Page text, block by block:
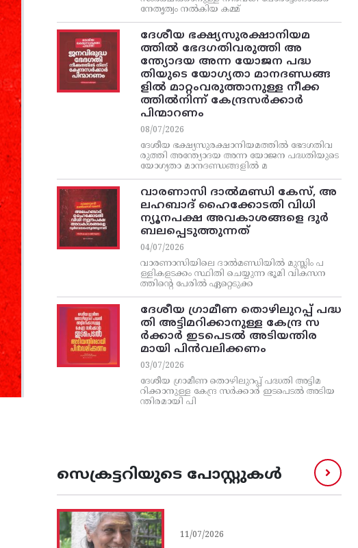
നേതൃത്വം നല്‍കിയ കമ്മ്
ദേശീയ ഭക്ഷ്യസുരക്ഷാനിയമ
ത്തിൽ ഭേദഗതിവരുത്തി അ
ന്ത്യോദയ അന്ന യോജന പദ്ധ
തിയുടെ യോഗ്യതാ മാനദണ്ഡങ്ങ
ളിൽ മാറ്റംവരുത്താനുള്ള നീക്ക
ത്തിൽനിന്ന്‌ കേന്ദ്രസർക്കാർ
പിന്മാറണം
08/07/2026
ദേശീയ ഭക്ഷ്യസുരക്ഷാനിയമത്തിൽ ഭേദഗതിവ
രുത്തി അന്ത്യോദയ അന്ന യോജന പദ്ധതിയുടെ
യോഗ്യതാ മാനദണ്ഡങ്ങളിൽ മ
വാരണാസി ദാൽമണ്ഡി കേസ്, അ
ലഹബാദ് ഹൈക്കോടതി വിധി
ന്യൂനപക്ഷ അവകാശങ്ങളെ ദുർ
ബലപ്പെടുത്തുന്നത്
04/07/2026
വാരണാസിയിലെ ദാൽമണ്ഡിയിൽ മുസ്ലിം പ
ള്ളികളടക്കം സ്ഥിതി ചെയ്യുന്ന ഭൂമി വികസന
ത്തിന്റെ പേരിൽ ഏറ്റെടുക്ക
ദേശീയ ഗ്രാമീണ തൊഴിലുറപ്പ്‌ പദ്ധ
തി അട്ടിമറിക്കാനുള്ള കേന്ദ്ര സ
ര്‍ക്കാര്‍ ഇടപെടല്‍ അടിയന്തിര
മായി പിന്‍വലിക്കണം
03/07/2026
ദേശീയ ഗ്രാമീണ തൊഴിലുറപ്പ്‌ പദ്ധതി അട്ടിമ
റിക്കാനുള്ള കേന്ദ്ര സര്‍ക്കാര്‍ ഇടപെടല്‍ അടിയ
ന്തിരമായി പി
സെക്രട്ടറിയുടെ പോസ്റ്റുകൾ
11/07/2026